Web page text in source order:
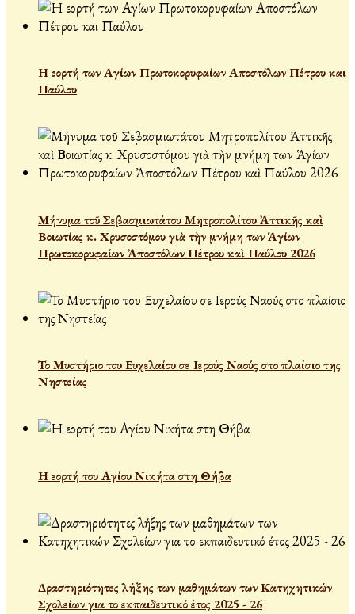
Η εορτή των Αγίων Πρωτοκορυφαίων Αποστόλων Πέτρου και
Παύλου
Μήνυμα τοῦ Σεβασμιωτάτου Μητροπολίτου Ἀττικῆς καὶ
Βοιωτίας κ. Χρυσοστόμου γιὰ τὴν μνήμη των Ἁγίων
Πρωτοκορυφαίων Ἀποστόλων Πέτρου καὶ Παύλου 2026
Το Μυστήριο του Ευχελαίου σε Ιερούς Ναούς στο πλαίσιο της
Νηστείας
Η εορτή του Αγίου Νικήτα στη Θήβα
Δραστηριότητες λήξης των μαθημάτων των Κατηχητικών
Σχολείων για το εκπαιδευτικό έτος 2025 - 26